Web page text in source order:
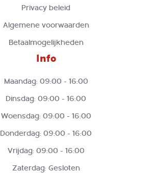
Privacy beleid
Algemene voorwaarden
Betaalmogelijkheden
Info
Maandag: 09:00 - 16:00
Dinsdag: 09:00 - 16:00
Woensdag: 09:00 - 16:00
Donderdag: 09:00 - 16:00
Vrijdag: 09:00 - 16:00
Zaterdag: Gesloten